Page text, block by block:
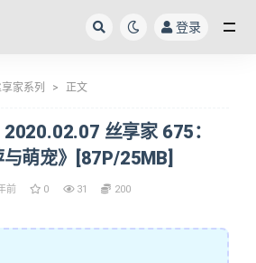
登录
家系列 正文
丝享家 675：
萌宠》[87P/25MB]
前 0 31 200